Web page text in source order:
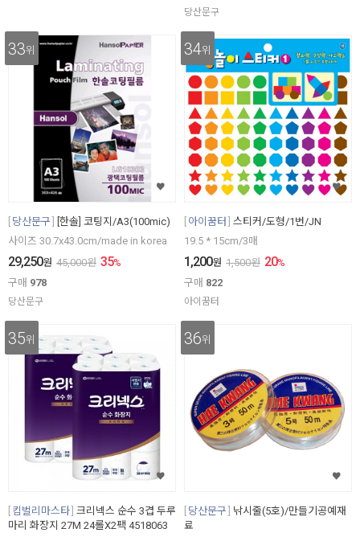
당산문구
33위
당산문구
[한솔] 코팅지/A3(100mic)
사이즈 30.7x43.0cm/made in korea
29,250원 45,000원 35%
구매 978
당산문구
34위
아이꿈터 스티커/도형/1번/JN
19.5 * 15cm/3매
1,200원 1,500원 20%
구매 822
아이꿈터
35위
킴벌리마스타 크리넥스 순수 3겹 두루
마리 화장지 27M 24롤X2팩 4518063
36위
당산문구
낚시줄(5호)/만들기공예재
료